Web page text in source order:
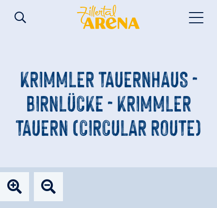
KRIMMLER TAUERNHAUS -
BIRNLÜCKE - KRIMMLER
TAUERN (CIRCULAR ROUTE)